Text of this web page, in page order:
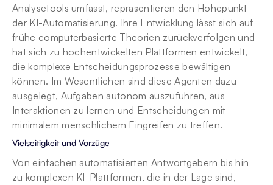
Analysetools umfasst, repräsentieren den Höhepunkt
der KI-Automatisierung. Ihre Entwicklung lässt sich auf
frühe computerbasierte Theorien zurückverfolgen und
hat sich zu hochentwickelten Plattformen entwickelt,
die komplexe Entscheidungsprozesse bewältigen
können. Im Wesentlichen sind diese Agenten dazu
ausgelegt, Aufgaben autonom auszuführen, aus
Interaktionen zu lernen und Entscheidungen mit
minimalem menschlichem Eingreifen zu treffen.
Vielseitigkeit und Vorzüge
Von einfachen automatisierten Antwortgebern bis hin
zu komplexen KI-Plattformen, die in der Lage sind,